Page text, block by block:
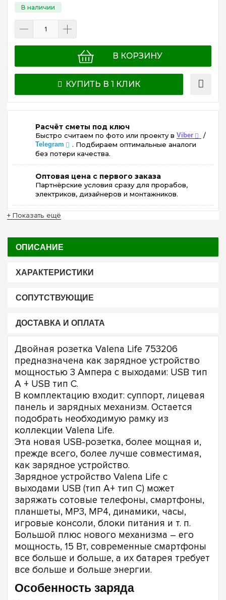
В КОРЗИНУ
КУПИТЬ В 1 КЛИК
Расчёт сметы под ключ
Быстро считаем по фото или проекту в Viber /
Telegram
. Подбираем оптимальные аналоги
без потери качества.
Оптовая цена с первого заказа
Партнёрские условия сразу для прорабов,
электриков, дизайнеров и монтажников.
+ Показать ещё
ОПИСАНИЕ
ХАРАКТЕРИСТИКИ
СОПУТСТВУЮЩИЕ
ДОСТАВКА И ОПЛАТА
Двойная розетка Valena Life 753206
предназначена как зарядное устройство
мощностью 3 Ампера с выходами: USB тип
А + USB тип С.
В комплектацию входит: суппорт, лицевая
панель и зарядных механизм. Остается
подобрать необходимую рамку из
коллекции Valena Life.
Эта новая USB-розетка, более мощная и,
прежде всего, более лучше совместимая,
как зарядное устройство.
Зарядное устройство Valena Life с
выходами USB (тип A+ тип C) может
заряжать сотовые телефоны, смартфоны,
планшеты, MP3, MP4, динамики, часы,
игровые консоли, блоки питания и т. п.
Большой плюс нового механизма – его
мощность, 15 Вт, современные смартфоны
все больше и больше, а их батарея требует
все больше и больше энергии.
Особенность заряда